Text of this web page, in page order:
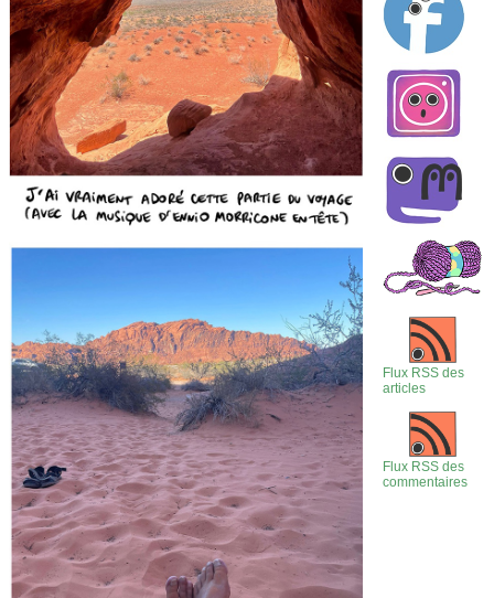
Flux RSS des
articles
Flux RSS des
commentaires